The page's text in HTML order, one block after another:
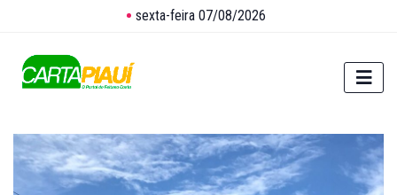
sexta-feira 07/08/2026